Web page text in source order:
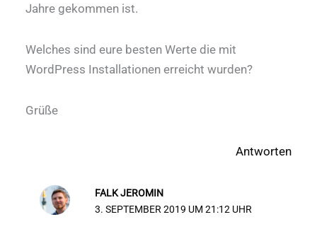
Jahre gekommen ist.
Welches sind eure besten Werte die mit
WordPress Installationen erreicht wurden?
Grüße
Antworten
FALK JEROMIN
3. SEPTEMBER 2019 UM 21:12 UHR